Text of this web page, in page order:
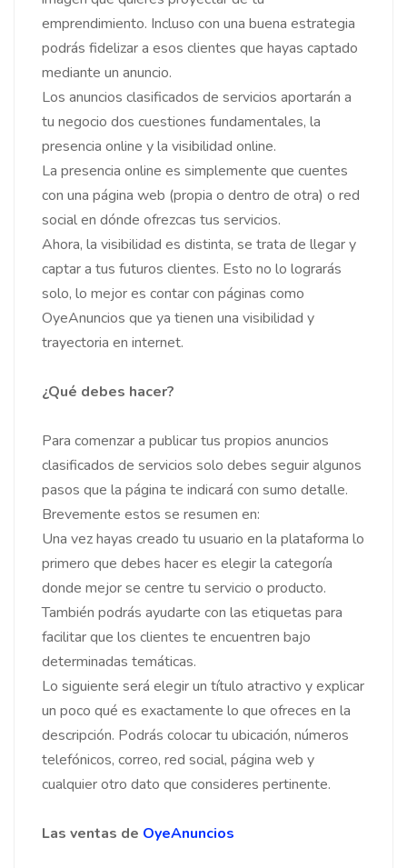
emprendimiento. Incluso con una buena estrategia
podrás fidelizar a esos clientes que hayas captado
mediante un anuncio.
Los anuncios clasificados de servicios aportarán a
tu negocio dos cuestiones fundamentales, la
presencia online y la visibilidad online.
La presencia online es simplemente que cuentes
con una página web (propia o dentro de otra) o red
social en dónde ofrezcas tus servicios.
Ahora, la visibilidad es distinta, se trata de llegar y
captar a tus futuros clientes. Esto no lo lograrás
solo, lo mejor es contar con páginas como
OyeAnuncios que ya tienen una visibilidad y
trayectoria en internet.
¿Qué debes hacer?
Para comenzar a publicar tus propios anuncios
clasificados de servicios solo debes seguir algunos
pasos que la página te indicará con sumo detalle.
Brevemente estos se resumen en:
Una vez hayas creado tu usuario en la plataforma lo
primero que debes hacer es elegir la categoría
donde mejor se centre tu servicio o producto.
También podrás ayudarte con las etiquetas para
facilitar que los clientes te encuentren bajo
determinadas temáticas.
Lo siguiente será elegir un título atractivo y explicar
un poco qué es exactamente lo que ofreces en la
descripción. Podrás colocar tu ubicación, números
telefónicos, correo, red social, página web y
cualquier otro dato que consideres pertinente.
Las ventas de OyeAnuncios